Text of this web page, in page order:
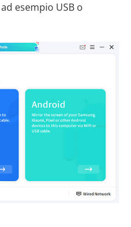
esempio USB o